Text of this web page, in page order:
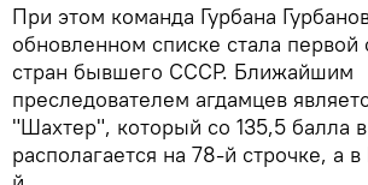
При этом команда Гурбана
обновленном списке стала первой
стран бывшего СССР. Ближайшим
преследователем агдамцев
"Шахтер", который со 135,5 балла
располагается на 78-й строчке, а